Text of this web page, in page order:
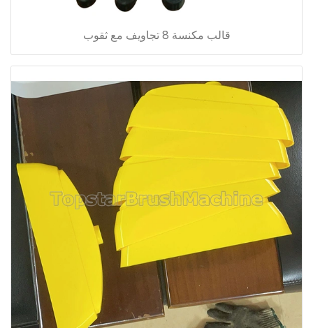
قالب مكنسة 8 تجاويف مع ثقوب